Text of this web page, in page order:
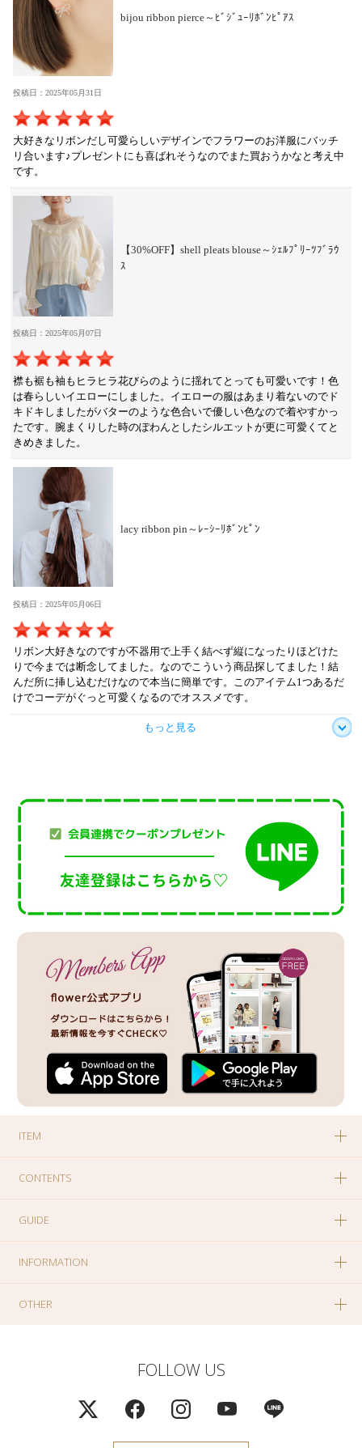
bijou ribbon pierce～ﾋﾞｼﾞｭｰﾘﾎﾞﾝﾋﾟｱｽ
投稿日：2025年05月31日
大好きなリボンだし可愛らしいデザインでフラワーのお洋服にバッチ
リ合います♪プレゼントにも喜ばれそうなのでまた買おうかなと考え中
です。
【30%OFF】shell pleats blouse～ｼｪﾙﾌﾟﾘｰﾂﾌﾞﾗｳ
ｽ
投稿日：2025年05月07日
襟も裾も袖もヒラヒラ花びらのように揺れてとっても可愛いです！色
は春らしいイエローにしました。イエローの服はあまり着ないのでド
キドキしましたがバターのような色合いで優しい色なので着やすかっ
たです。腕まくりした時のぽわんとしたシルエットが更に可愛くてと
きめきました。
lacy ribbon pin～ﾚｰｼｰﾘﾎﾞﾝﾋﾟﾝ
投稿日：2025年05月06日
リボン大好きなのですが不器用で上手く結べず縦になったりほどけた
りで今までは断念してました。なのでこういう商品探してました！結
んだ所に挿し込むだけなので本当に簡単です。このアイテム1つあるだ
けでコーデがぐっと可愛くなるのでオススメです。
もっと見る
ITEM
CONTENTS
GUIDE
INFORMATION
OTHER
FOLLOW US